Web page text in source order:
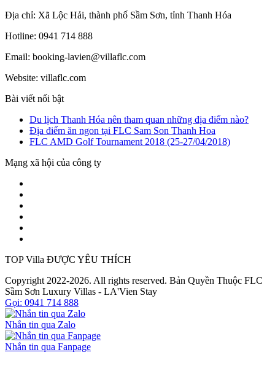
Địa chỉ: Xã Lộc Hải, thành phố Sầm Sơn, tỉnh Thanh Hóa
Hotline: 0941 714 888
Email: booking-lavien@villaflc.com
Website: villaflc.com
Bài viết nổi bật
Du lịch Thanh Hóa nên tham quan những địa điểm nào?
Địa điểm ăn ngon tại FLC Sam Son Thanh Hoa
FLC AMD Golf Tournament 2018 (25-27/04/2018)
Mạng xã hội của công ty
TOP Villa ĐƯỢC YÊU THÍCH
Copyright 2022-2026. All rights reserved. Bản Quyền Thuộc FLC
Sầm Sơn Luxury Villas - LA'Vien Stay
Gọi: 0941 714 888
Nhắn tin qua Zalo
Nhắn tin qua Fanpage